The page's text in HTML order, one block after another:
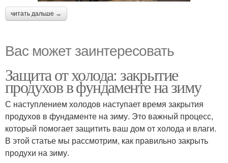
читать дальше →
Вас может заинтересовать
Защита от холода: закрытие
продухов в фундаменте на зиму
С наступлением холодов наступает время закрытия
продухов в фундаменте на зиму. Это важный процесс,
который помогает защитить ваш дом от холода и влаги.
В этой статье мы рассмотрим, как правильно закрыть
продухи на зиму.